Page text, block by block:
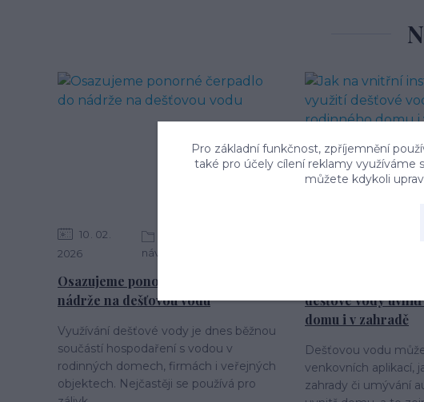
10 02
2026
návody
Osazujeme ponorné čerpadlo do
nádrže na dešťovou vodu
Využívání dešťové vody je dnes běžnou
součástí hospodaření s vodou v
rodinných domech, firmách i veřejných
objektech. Nejčastěji se používá pro
Jak na vnitřní
dešťové vody
domu i v zahradě
Dešťovou vodu
venkovních aplikací,
zahrady či umývání
Pro základní funkčnost, zpříjemnění
také pro účely cílení reklamy využíváme
můžete kdykoli